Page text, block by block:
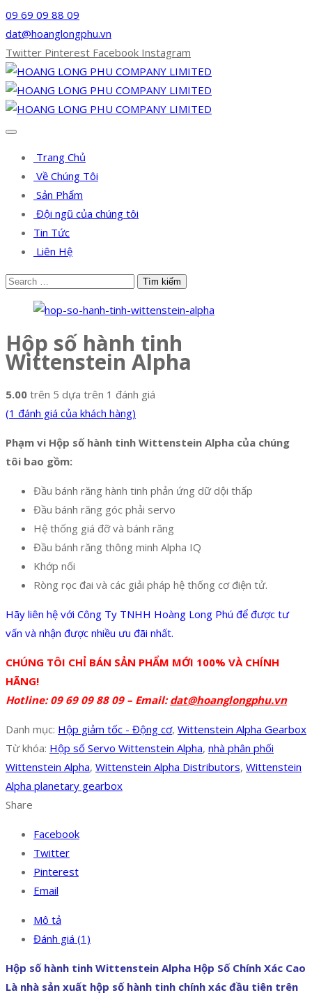
09 69 09 88 09
dat@hoanglongphu.vn
Twitter Pinterest Facebook Instagram
Trang Chủ
Về Chúng Tôi
Sản Phẩm
Đội ngũ của chúng tôi
Tin Tức
Liên Hệ
Hộp số hành tinh
Wittenstein Alpha
5.00 trên 5 dựa trên 1 đánh giá
(1 đánh giá của khách hàng)
Phạm vi Hộp số hành tinh Wittenstein Alpha của chúng
tôi bao gồm:
Đầu bánh răng hành tinh phản ứng dữ dội thấp
Đầu bánh răng góc phải servo
Hệ thống giá đỡ và bánh răng
Đầu bánh răng thông minh Alpha IQ
Khớp nối
Ròng rọc đai và các giải pháp hệ thống cơ điện tử.
Hãy liên hệ với Công Ty TNHH Hoàng Long Phú để được tư
vấn và nhận được nhiều ưu đãi nhất.
CHÚNG TÔI CHỈ BÁN SẢN PHẨM MỚI 100% VÀ CHÍNH
HÃNG!
Hotline: 09 69 09 88 09 – Email:dat@hoanglongphu.vn
Danh mục: Hộp giảm tốc - Động cơ, Wittenstein Alpha Gearbox
Từ khóa: Hộp số Servo Wittenstein Alpha, nhà phân phối
Wittenstein Alpha, Wittenstein Alpha Distributors, Wittenstein
Alpha planetary gearbox
Share
Facebook
Twitter
Pinterest
Email
Mô tả
Đánh giá (1)
Hộp số hành tinh Wittenstein Alpha Hộp Số Chính Xác Cao
Là nhà sản xuất hộp số hành tinh chính xác đầu tiên trên